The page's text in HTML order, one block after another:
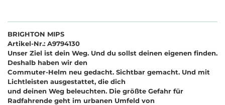
BRIGHTON MIPS
Artikel-Nr.: A9794130
Unser Ziel ist dein Weg. Und du sollst deinen eigenen finden.
Deshalb haben wir den
Commuter-Helm neu gedacht. Sichtbar gemacht. Und mit
Lichtleisten ausgestattet, die dich
und deinen Weg beleuchten. Die größte Gefahr für
Radfahrende geht im urbanen Umfeld von